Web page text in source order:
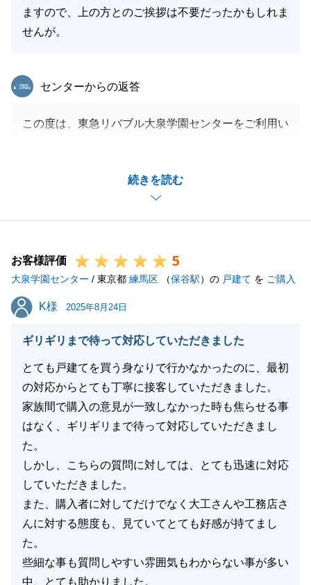
ますので、上の方とのご挨拶は不要だったかもしれま
せんが。
続きを読む
東急リバブル
センターからの返答
この度は、東急リバブル大泉学園センターをご利用い
ご指摘を真摯に受け止めて今後の活動に活かしてまい
ります。
す。
お客様評価 5
大泉学園センター / 東京都 練馬区 （保谷駅）の 戸建て を ご購入
K様
K様 2025年8月24日
ギリギリまで待って対応していただきました
とても戸建てを買う身なりで行かなかったのに、最初
の対応からとても丁寧に接客していただきました。
家族間で購入の意見が一致しなかった時も焦らせる事
はなく、ギリギリまで待って対応していただきまし
た。
しかし、こちらの質問に対しては、とても迅速に対応
していただきました。
また、購入者に対してだけでなく大工さんや工務店さ
んに対する態度も、見ていてとても好感が持てまし
た。
些細な事も質問しやすい雰囲気もわからない事が多い
中、とても助かりました。